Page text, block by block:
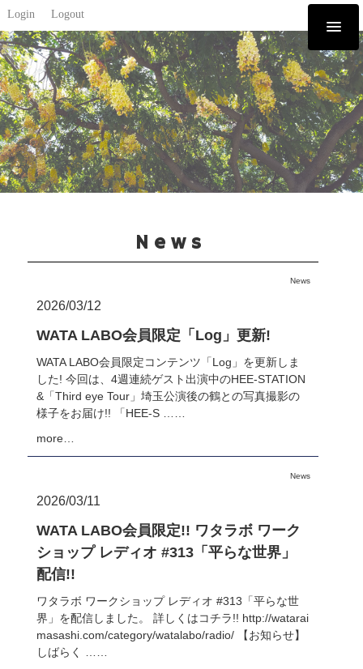
Login Logout
News
News
2026/03/12
WATA LABO会員限定「Log」更新!
WATA LABO会員限定コンテンツ「Log」を更新しま
した! 今回は、4週連続ゲスト出演中のHEE-STATION
&「Third eye Tour」埼玉公演後の鶴との写真撮影の
様子をお届け!! 「HEE-S ……
more…
News
2026/03/11
WATA LABO会員限定!! ワタラボ ワーク
ショップ レディオ #313「平らな世界」
配信!!
ワタラボ ワークショップ レディオ #313「平らな世
界」を配信しました。 詳しくはコチラ!! http://watarai
masashi.com/category/watalabo/radio/ 【お知らせ】
しばらく ……